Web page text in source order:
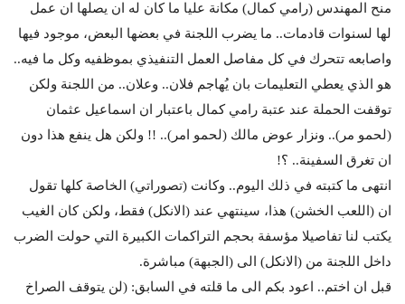
منح المهندس (رامي كمال) مكانة عليا ما كان له ان يصلها ان عمل
لها لسنوات قادمات.. ما يضرب اللجنة في بعضها البعض، موجود فيها
واصابعه تتحرك في كل مفاصل العمل التنفيذي بموظفيه وكل ما فيه..
هو الذي يعطي التعليمات بان يُهاجم فلان.. وعلان.. من اللجنة ولكن
توقفت الحملة عند عتبة رامي كمال باعتبار ان اسماعيل عثمان
(لحمو مر).. ونزار عوض مالك (لحمو امر).. !! ولكن هل ينفع هذا دون
ان تغرق السفينة.. ؟!
انتهى ما كتبته في ذلك اليوم.. وكانت (تصوراتي) الخاصة كلها تقول
ان (اللعب الخشن) هذا، سينتهي عند (الانكل) فقط، ولكن كان الغيب
يكتب لنا تفاصيلا مؤسفة بحجم التراكمات الكبيرة التي حولت الضرب
داخل اللجنة من (الانكل) الى (الجبهة) مباشرة.
قبل ان اختم.. اعود بكم الى ما قلته في السابق: (لن يتوقف الصراخ